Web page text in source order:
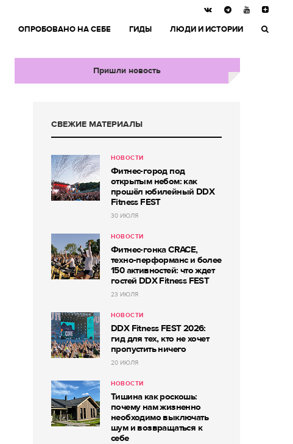
ОПРОБОВАНО НА СЕБЕ ГИДЫ ЛЮДИ И ИСТОРИИ
Пришли новость
СВЕЖИЕ МАТЕРИАЛЫ
НОВОСТИ
Фитнес-город под
открытым небом: как
прошёл юбилейный DDX
Fitness FEST
30 ИЮЛЯ
НОВОСТИ
Фитнес-гонка CRACE,
техно-перформанс и более
150 активностей: что ждет
гостей DDX Fitness FEST
23 ИЮЛЯ
НОВОСТИ
DDX Fitness FEST 2026:
гид для тех, кто не хочет
пропустить ничего
20 ИЮЛЯ
НОВОСТИ
Тишина как роскошь:
почему нам жизненно
необходимо выключать
шум и возвращаться к
себе